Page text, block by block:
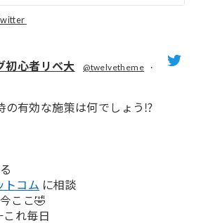
初心者リベ大 @twelvetheme
·
の有効な施策は何でしょう⁉️
トコム に相談
ここ🤣
れ毎日